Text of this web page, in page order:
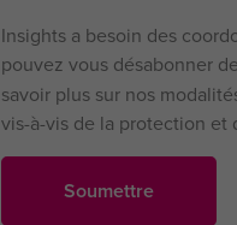
Insights a besoin des
pouvez vous désabonner
savoir plus sur nos
vis-à-vis de la protection et